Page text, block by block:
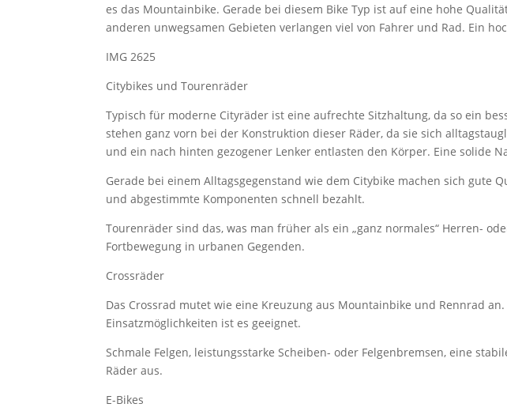
es das Mountainbike. Gerade bei diesem Bike Typ ist auf eine hohe
anderen unwegsamen Gebieten verlangen viel von Fahrer und Rad. Ein
IMG 2625
Citybikes und Tourenräder
Typisch für moderne Cityräder ist eine aufrechte Sitzhaltung, da so ein
stehen ganz vorn bei der Konstruktion dieser Räder, da sie sich
und ein nach hinten gezogener Lenker entlasten den Körper. Eine solide
Gerade bei einem Alltagsgegenstand wie dem Citybike machen sich gute
und abgestimmte Komponenten schnell bezahlt.
Tourenräder sind das, was man früher als ein „ganz normales“ Herren-
Fortbewegung in urbanen Gegenden.
Crossräder
Das Crossrad mutet wie eine Kreuzung aus Mountainbike und Rennrad
Einsatzmöglichkeiten ist es geeignet.
Schmale Felgen, leistungsstarke Scheiben- oder Felgenbremsen, eine
Räder aus.
E-Bikes